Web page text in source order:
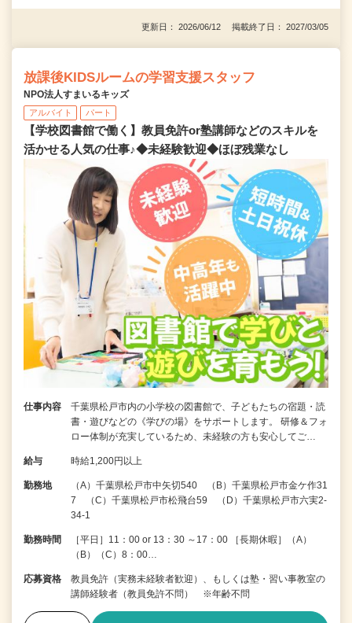
更新日： 2026/06/12 掲載終了日： 2027/03/05
放課後KIDSルームの学習支援スタッフ
NPO法人すまいるキッズ
アルバイト パート
【学校図書館で働く】教員免許or塾講師などのスキルを
活かせる人気の仕事♪◆未経験歓迎◆ほぼ残業なし
仕事内容
千葉県松戸市内の小学校の図書館で、子どもたちの宿題・読
書・遊びなどの《学びの場》をサポートします。 研修＆フォ
ロー体制が充実しているため、未経験の方も安心してご…
給与 時給1,200円以上
勤務地
（A）千葉県松戸市中矢切540 （B）千葉県松戸市金ケ作31
7 （C）千葉県松戸市松飛台59 （D）千葉県松戸市六実2-
34-1
勤務時間
［平日］11：00 or 13：30 ～17：00 ［長期休暇］（A）
（B）（C）8：00…
応募資格
教員免許（実務未経験者歓迎）、もしくは塾・習い事教室の
講師経験者（教員免許不問） ※年齢不問